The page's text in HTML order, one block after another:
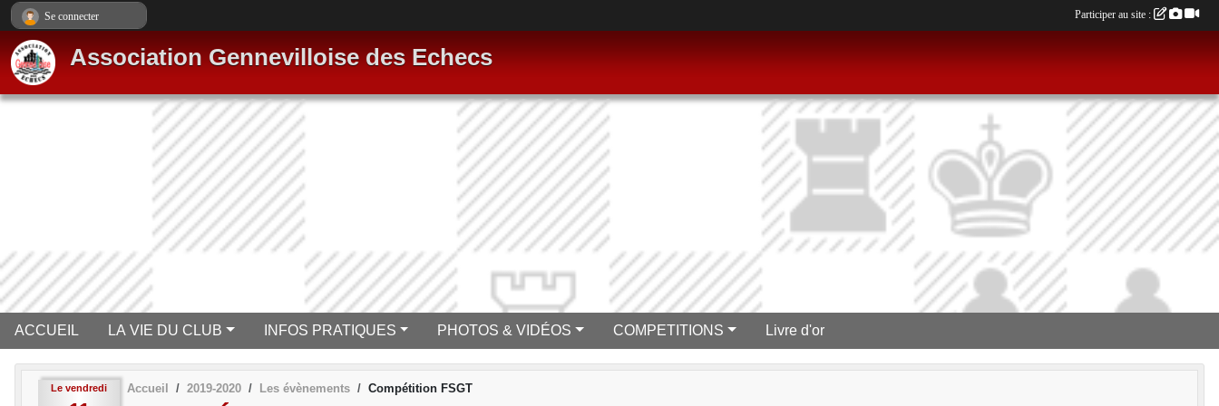
Association Gennevilloise des Echecs
ACCUEIL LA VIE DU CLUB INFOS PRATIQUES PHOTOS & VIDÉOS COMPETITIONS Livre d'or
Le vendredi Accueil 2019-2020 Les évènements Compétition FSGT
Se connecter Participer au site :
Panneau de gestion des cookies